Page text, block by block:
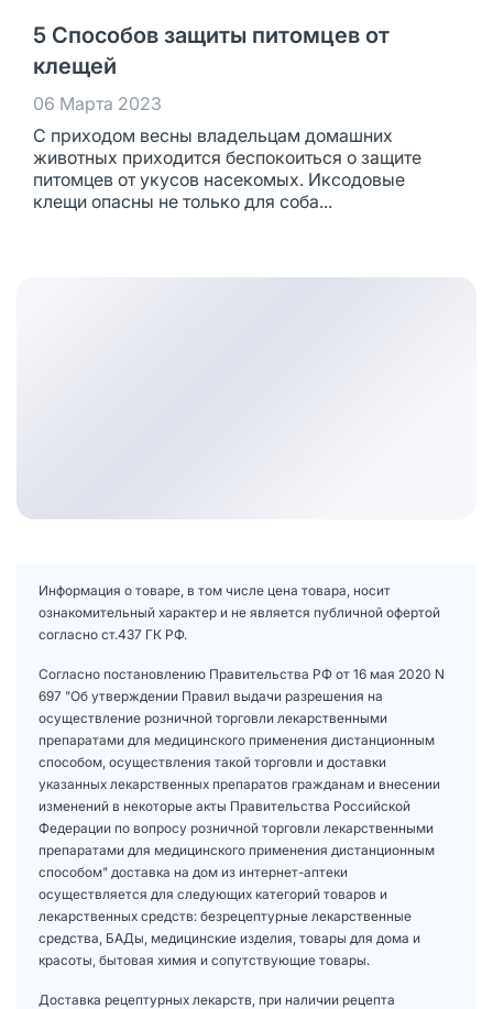
5 Способов защиты питомцев от
клещей
06 Марта 2023
С приходом весны владельцам домашних
животных приходится беспокоиться о защите
питомцев от укусов насекомых. Иксодовые
клещи опасны не только для соба...
Информация о товаре, в том числе цена товара, носит
ознакомительный характер и не является публичной офертой
согласно ст.437 ГК РФ.
Согласно постановлению Правительства РФ от 16 мая 2020 N
697 "Об утверждении Правил выдачи разрешения на
осуществление розничной торговли лекарственными
препаратами для медицинского применения дистанционным
способом, осуществления такой торговли и доставки
указанных лекарственных препаратов гражданам и внесении
изменений в некоторые акты Правительства Российской
Федерации по вопросу розничной торговли лекарственными
препаратами для медицинского применения дистанционным
способом" доставка на дом из интернет-аптеки
осуществляется для следующих категорий товаров и
лекарственных средств: безрецептурные лекарственные
средства, БАДы, медицинские изделия, товары для дома и
красоты, бытовая химия и сопутствующие товары.
Доставка рецептурных лекарств, при наличии рецепта